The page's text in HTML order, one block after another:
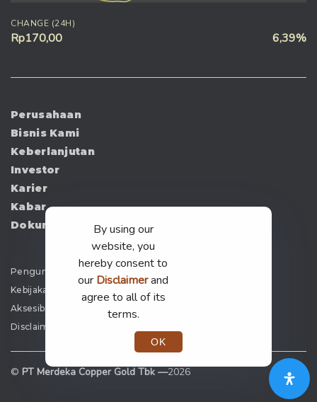
CHANGE (24H)
Rp170,00 6,39%
Perusahaan
Bisnis Kami
Keberlanjutan
Investor
Karier
Kabar
Dokumen
Pengumuman
Kebijakan Privasi
Aksesibilitas
Disclaimer
© PT Merdeka Copper Gold Tbk —2026
By using our
website, you
hereby consent to
our Disclaimerand
agree to all of its
terms.
OK